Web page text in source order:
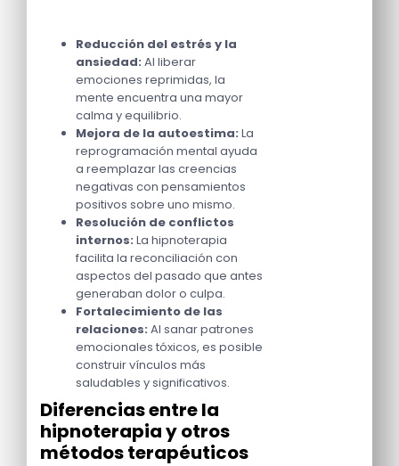
Reducción del estrés y la
ansiedad: Al liberar
emociones reprimidas, la
mente encuentra una mayor
calma y equilibrio.
Mejora de la autoestima: La
reprogramación mental ayuda
a reemplazar las creencias
negativas con pensamientos
positivos sobre uno mismo.
Resolución de conflictos
internos: La hipnoterapia
facilita la reconciliación con
aspectos del pasado que antes
generaban dolor o culpa.
Fortalecimiento de las
relaciones: Al sanar patrones
emocionales tóxicos, es posible
construir vínculos más
saludables y significativos.
Diferencias entre la
hipnoterapia y otros
métodos terapéuticos